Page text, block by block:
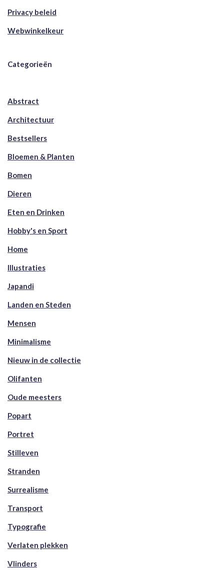
Privacy beleid
Webwinkelkeur
Categorieën
Abstract
Architectuur
Bestsellers
Bloemen & Planten
Bomen
Dieren
Eten en Drinken
Hobby's en Sport
Home
Illustraties
Japandi
Landen en Steden
Mensen
Minimalisme
Nieuw in de collectie
Olifanten
Oude meesters
Popart
Portret
Stilleven
Stranden
Surrealisme
Transport
Typografie
Verlaten plekken
Vlinders